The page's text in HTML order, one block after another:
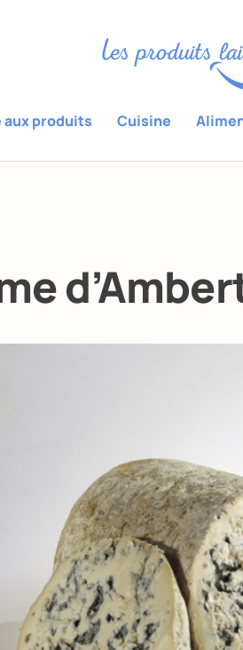
aux produits Cuisine